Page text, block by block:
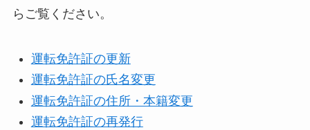
らご覧ください。
運転免許証の更新
運転免許証の氏名変更
運転免許証の住所・本籍変更
運転免許証の再発行